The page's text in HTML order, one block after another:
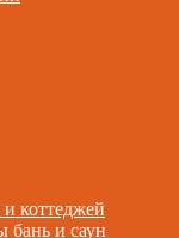
коттеджей
бань и саун